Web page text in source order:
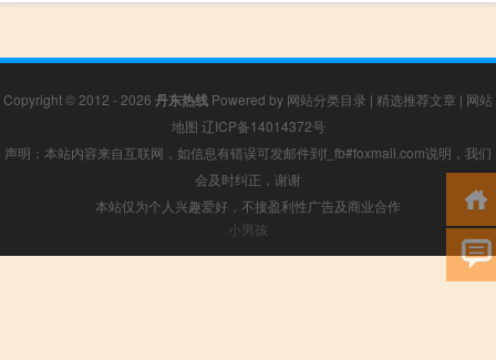
Copyright © 2012 - 2026 丹东热线 Powered by 网站分类目录 | 精选推荐文章 | 网站
地图 辽ICP备14014372号
声明：本站内容来自互联网，如信息有错误可发邮件到f_fb#foxmail.com说明，我们
会及时纠正，谢谢
本站仅为个人兴趣爱好，不接盈利性广告及商业合作
小男孩